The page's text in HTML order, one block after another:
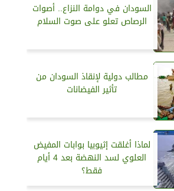
السودان في دوامة النزاع.. أصوات
الرصاص تعلو على صوت السلام
مطالب دولية لإنقاذ السودان من
تأثير الفيضانات
لماذا أغلقت إثيوبيا بوابات المفيض
العلوي لسد النهضة بعد 4 أيام
فقط؟